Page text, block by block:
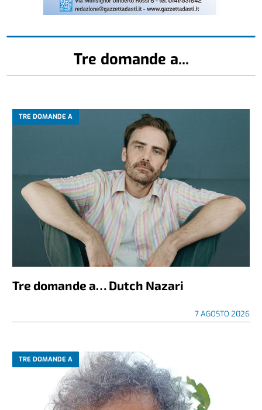
Tre domande a...
TRE DOMANDE A
Tre domande a… Dutch Nazari
7 AGOSTO 2026
TRE DOMANDE A